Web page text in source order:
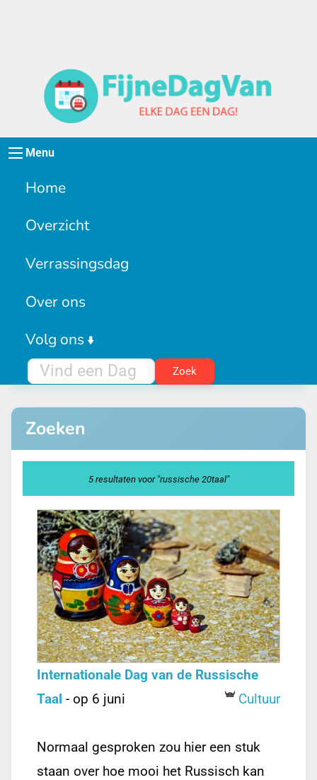
Menu
Home
Overzicht
Verrassingsdag
Over ons
Volg ons
Zoeken
5 resultaten voor "russische 20taal"
Internationale Dag van de Russische
Taal - op 6 juni Cultuur
Normaal gesproken zou hier een stuk
staan over hoe mooi het Russisch kan